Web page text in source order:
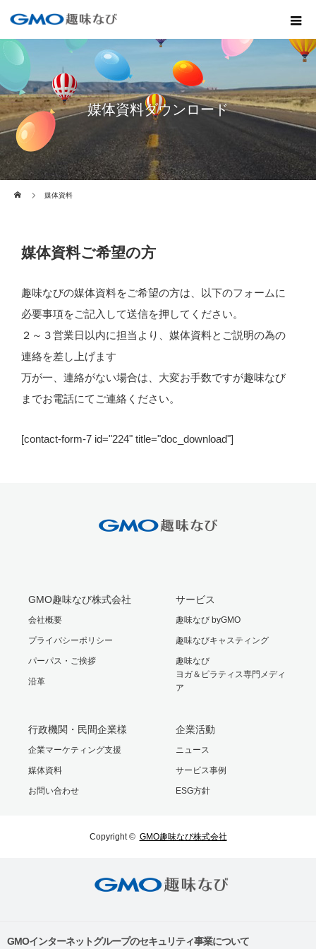
媒体資料ダウンロード
媒体資料
媒体資料ご希望の方
趣味なびの媒体資料をご希望の方は、以下のフォームに
必要事項をご記入して送信を押してください。
２～３営業日以内に担当より、媒体資料とご説明の為の
連絡を差し上げます
万が一、連絡がない場合は、大変お手数ですが趣味なび
までお電話にてご連絡ください。
[contact-form-7 id="224" title="doc_download"]
GMO趣味なび株式会社
会社概要
プライバシーポリシー
パーパス・ご挨拶
沿革
サービス
趣味なび byGMO
趣味なびキャスティング
趣味なび
ヨガ＆ピラティス専門メディ
ア
行政機関・民間企業様
企業マーケティング支援
媒体資料
お問い合わせ
企業活動
ニュース
サービス事例
ESG方針
Copyright © GMO趣味なび株式会社
GMOインターネットグループのセキュリティ事業について